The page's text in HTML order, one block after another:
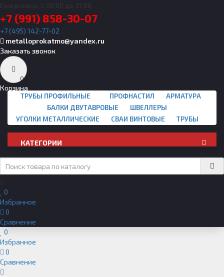
+7 (991) 858-30-07
+7 (495) 142-77-02
metalloprokatmo@yandex.ru
Заказать звонок
0
Корзина
ТРУБЫ ПРОФИЛЬНЫЕ ПРОФНАСТИЛ
АРМАТУРА
БАЛКИ ДВУТАВРОВЫЕ
ШВЕЛЛЕРЫ
УГОЛКИ МЕТАЛЛИЧЕСКИЕ
СВАИ ВИНТОВЫЕ ТРУБЫ
КАТЕГОРИИ
0
Избранное
0
Сравнение
0
Избранное
0
Сравнение